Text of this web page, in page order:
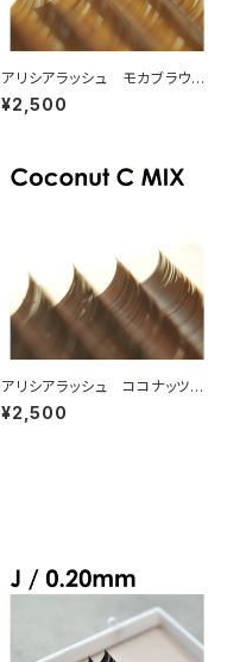
アリシアラッシュ モカブラウン
JカールMIX
¥2,500
アリシアラッシュ ココナッツブ
ラウンCカールMIX
¥2,500